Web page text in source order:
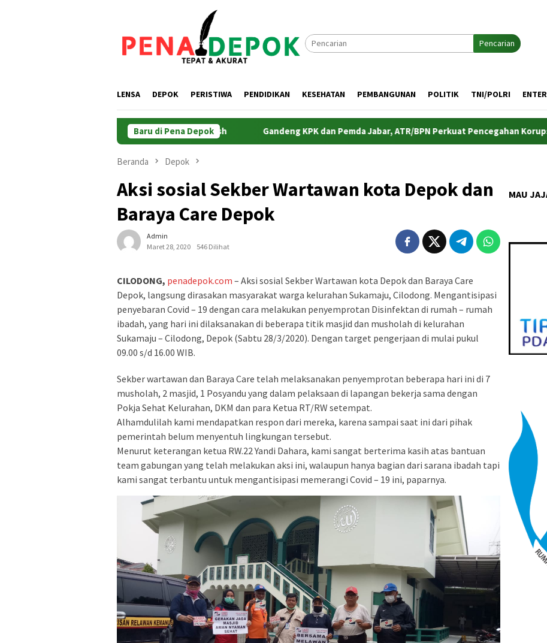
Pencarian
LENSA DEPOK PERISTIWA PENDIDIKAN KESEHATAN PEMBANGUNAN POLITIK TNI/POLRI
Baru di Pena Depok
UPER Implementasikan Aplikasi Netrash Gandeng KPK dan Pemda Jabar, ATR/BPN Perkuat Pencegahan Korupsi
Beranda Depok
Aksi sosial Sekber Wartawan kota Depok dan
Baraya Care Depok
Admin
Maret 28, 2020
546 Dilihat
CILODONG, penadepok.com – Aksi sosial Sekber Wartawan kota Depok dan Baraya Care
Depok, langsung dirasakan masyarakat warga kelurahan Sukamaju, Cilodong. Mengantisipasi
penyebaran Covid – 19 dengan cara melakukan penyemprotan Disinfektan di rumah – rumah
ibadah, yang hari ini dilaksanakan di beberapa titik masjid dan musholah di kelurahan
Sukamaju – Cilodong, Depok (Sabtu 28/3/2020). Dengan target pengerjaan di mulai pukul
09.00 s/d 16.00 WIB.
Sekber wartawan dan Baraya Care telah melaksanakan penyemprotan beberapa hari ini di 7
musholah, 2 masjid, 1 Posyandu yang dalam pelaksaan di lapangan bekerja sama dengan
Pokja Sehat Kelurahan, DKM dan para Ketua RT/RW setempat.
Alhamdulilah kami mendapatkan respon dari mereka, karena sampai saat ini dari pihak
pemerintah belum menyentuh lingkungan tersebut.
Menurut keterangan ketua RW.22 Yandi Dahara, kami sangat berterima kasih atas bantuan
team gabungan yang telah melakukan aksi ini, walaupun hanya bagian dari sarana ibadah tapi
kami sangat terbantu untuk mengantisipasi memerangi Covid – 19 ini, paparnya.
MAU